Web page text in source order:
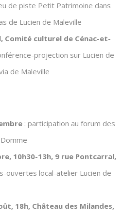
de piste Petit Patrimoine dans
de Lucien de Maleville
Comité culturel de Cénac-et-
projection sur Lucien de
de Maleville
: participation au forum des
10h30-13h, 9 rue Pontcarral,
ouvertes local-atelier Lucien de
18h, Château des Milandes,